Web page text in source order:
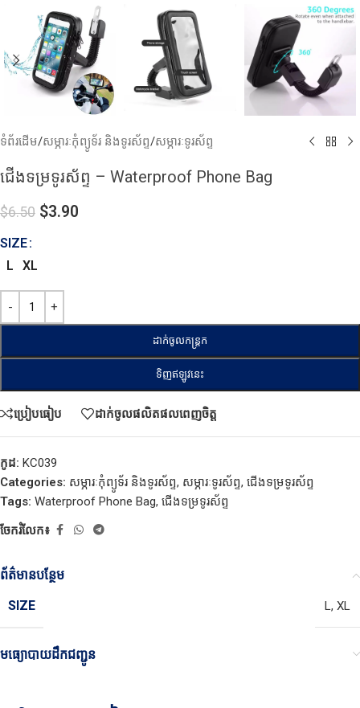
ទំព័រដើម/សម្ភារៈកុំព្យូទ័រ និងទូរស័ព្ទ/សម្ភារៈទូរស័ព្ទ
ជើងទម្រទូរស័ព្ទ​​ – Waterproof Phone Bag
$6.50 $3.90
SIZE
L
XL
ដាក់ចូលកន្ត្រក
ទិញឥឡូវនេះ
ប្រៀបធៀប ដាក់ចូលផលិតផលពេញចិត្ត
កូដ: KC039
Categories: សម្ភារៈកុំព្យូទ័រ និងទូរស័ព្ទ, សម្ភារៈទូរស័ព្ទ, ជើងទម្រទូរស័ព្ទ
Tags: Waterproof Phone Bag, ជើងទម្រទូរស័ព្ទ
ចែករំលែក៖
ព័ត៌មានបន្ថែម
SIZE
L, XL
មធ្យោបាយដឹកជញ្ជូន